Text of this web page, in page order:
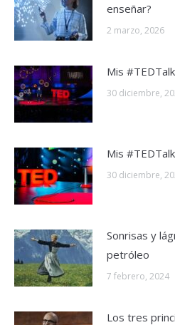
enseñar?
2 marzo, 2026
Mis
30 diciembre,
Mis
30 diciembre,
Sonrisas y
petróleo
7 febrero, 2024
Los tres